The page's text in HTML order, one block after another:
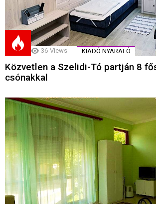
36 Views KIADÓ NYARALÓ
Közvetlen a Szelidi-Tó partján 8
csónakkal